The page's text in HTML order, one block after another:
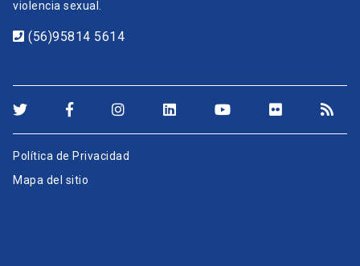
violencia sexual.
(56)95814 5614
Política de Privacidad
Mapa del sitio